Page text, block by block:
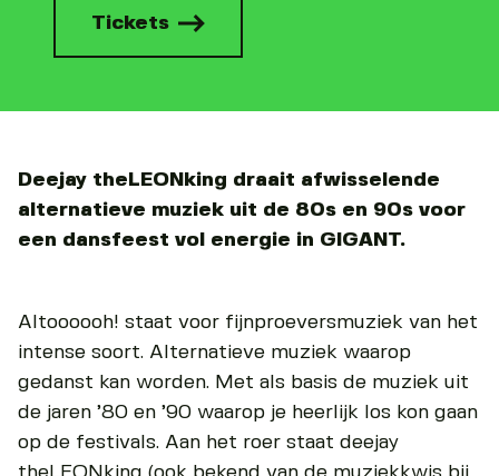
Tickets
Deejay theLEONking draait afwisselende
alternatieve muziek uit de 80s en 90s voor
een dansfeest vol energie in GIGANT.
Altoooooh! staat voor fijnproeversmuziek van het
intense soort. Alternatieve muziek waarop
gedanst kan worden. Met als basis de muziek uit
de jaren ’80 en ’90 waarop je heerlijk los kon gaan
op de festivals. Aan het roer staat deejay